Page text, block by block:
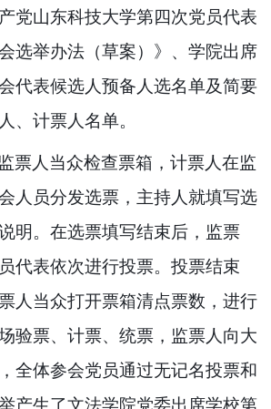
党山东科技大学第四次党员代表
选举办法（草案）》、学院出席
代表候选人预备人选名单及简要
、计票人名单。
票人当众检查票箱，计票人在监
人员分发选票，主持人就填写选
明。在选票填写结束后，监票
代表依次进行投票。投票结束
人当众打开票箱清点票数，进行
验票、计票、统票，监票人向大
全体参会党员通过无记名投票和
产生了文法学院党委出席学校第